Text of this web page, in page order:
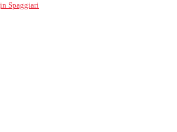
Spaggiari